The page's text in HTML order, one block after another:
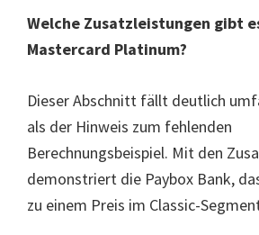
Welche Zusatzleistungen gibt
Mastercard Platinum?
Dieser Abschnitt fällt deutlich
als der Hinweis zum fehlenden
Berechnungsbeispiel. Mit den
demonstriert die Paybox Bank,
zu einem Preis im Classic-